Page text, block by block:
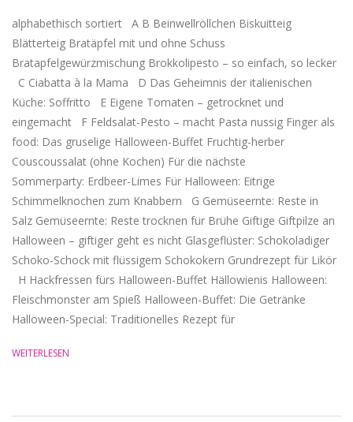
alphabethisch sortiert A B Beinwellröllchen Biskuitteig
Blätterteig Bratäpfel mit und ohne Schuss
Bratapfelgewürzmischung Brokkolipesto – so einfach, so lecker
C Ciabatta à la Mama D Das Geheimnis der italienischen
Küche: Soffritto E Eigene Tomaten – getrocknet und
eingemacht F Feldsalat-Pesto – macht Pasta nussig Finger als
food: Das gruselige Halloween-Buffet Fruchtig-herber
Couscoussalat (ohne Kochen) Für die nächste
Sommerparty: Erdbeer-Limes Für Halloween: Eitrige
Schimmelknochen zum Knabbern G Gemüseernte: Reste in
Salz Gemüseernte: Reste trocknen für Brühe Giftige Giftpilze an
Halloween – giftiger geht es nicht Glasgeflüster: Schokoladiger
Schoko-Schock mit flüssigem Schokokern Grundrezept für Likör
H Hackfressen fürs Halloween-Buffet Hällowienis Halloween:
Fleischmonster am Spieß Halloween-Buffet: Die Getränke
Halloween-Special: Traditionelles Rezept für
WEITERLESEN